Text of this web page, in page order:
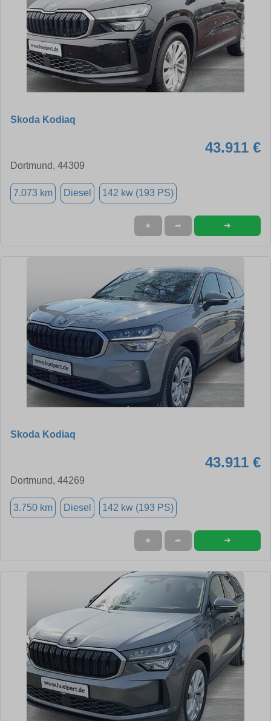
Skoda Kodiaq
43.911 €
Dortmund, 44309
7.073 km Diesel 142 kw (193 PS)
★ ➦ ➜
Skoda Kodiaq
43.911 €
Dortmund, 44269
3.750 km Diesel 142 kw (193 PS)
★ ➦ ➜